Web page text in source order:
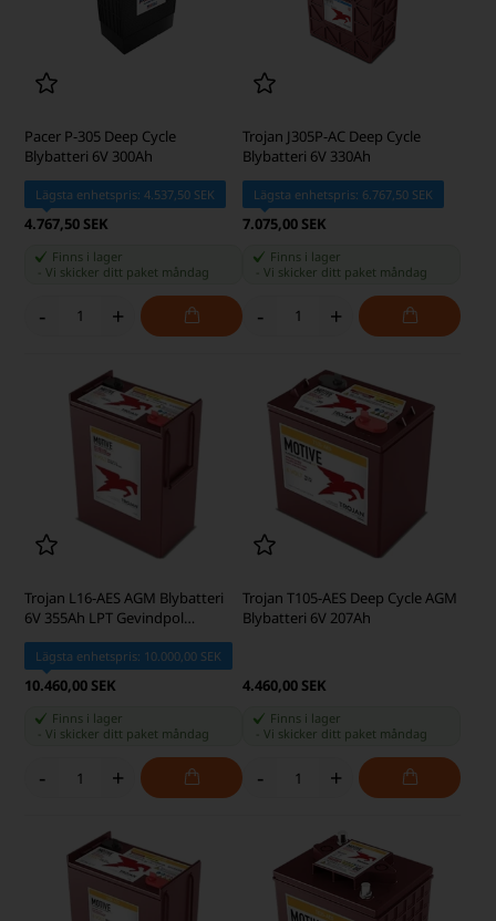
Pacer P-305 Deep Cycle
Blybatteri 6V 300Ah
Lägsta enhetspris: 4.537,50 SEK
4.767,50 SEK
Finns i lager
-Vi skicker ditt paket måndag
- +
Trojan J305P-AC Deep Cycle
Blybatteri 6V 330Ah
Lägsta enhetspris: 6.767,50 SEK
7.075,00 SEK
Finns i lager
Vi skicker ditt paket måndag
- +
Trojan L16-AES AGM Blybatteri
6V 355Ah LPT Gevindpol
5/16UNC
Lägsta enhetspris: 10.000,00 SEK
10.460,00 SEK
Finns i lager
-Vi skicker ditt paket måndag
- +
Trojan T105-AES Deep Cycle AGM
Blybatteri 6V 207Ah
4.460,00 SEK
Finns i lager
Vi skicker ditt paket måndag
- +